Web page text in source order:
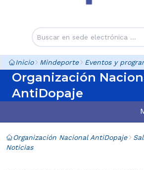
Inicio Mindeporte Eventos y
Organización
AntiDopaje
Organización Nacional AntiDopaje
Noticias